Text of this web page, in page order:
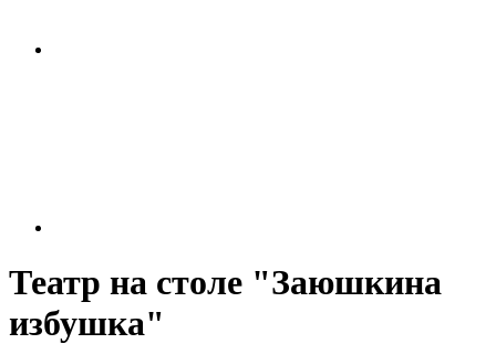
Театр на столе "Заюшкина
избушка"